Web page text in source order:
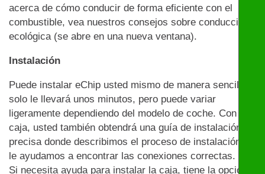
acerca de cómo conducir de forma eficiente con el
combustible, vea nuestros consejos sobre conducción
ecológica (se abre en una nueva ventana).
Instalación
Puede instalar eChip usted mismo de manera sencilla:
solo le llevará unos minutos, pero puede variar
ligeramente dependiendo del modelo de coche. Con la
caja, usted también obtendrá una guía de instalación
precisa donde describimos el proceso de instalación y
le ayudamos a encontrar las conexiones correctas.
Si necesita ayuda para instalar la caja, tiene la opción